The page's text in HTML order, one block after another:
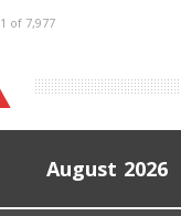
1 of 7,977
August 2026